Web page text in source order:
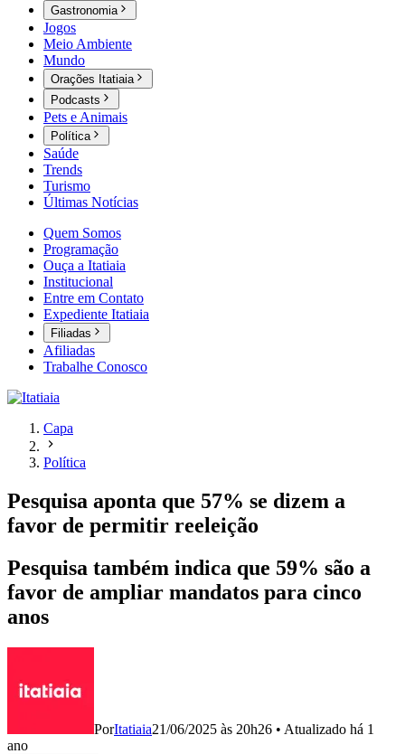
Gastronomia
Jogos
Meio Ambiente
Mundo
Orações Itatiaia
Podcasts
Pets e Animais
Política
Saúde
Trends
Turismo
Últimas Notícias
Quem Somos
Programação
Ouça a Itatiaia
Institucional
Entre em Contato
Expediente Itatiaia
Filiadas
Afiliadas
Trabalhe Conosco
Capa
Política
Pesquisa aponta que 57% se dizem a
favor de permitir reeleição
Pesquisa também indica que 59% são a
favor de ampliar mandatos para cinco
anos
PorItatiaia21/06/2025 às 20h26 • Atualizado há 1
ano